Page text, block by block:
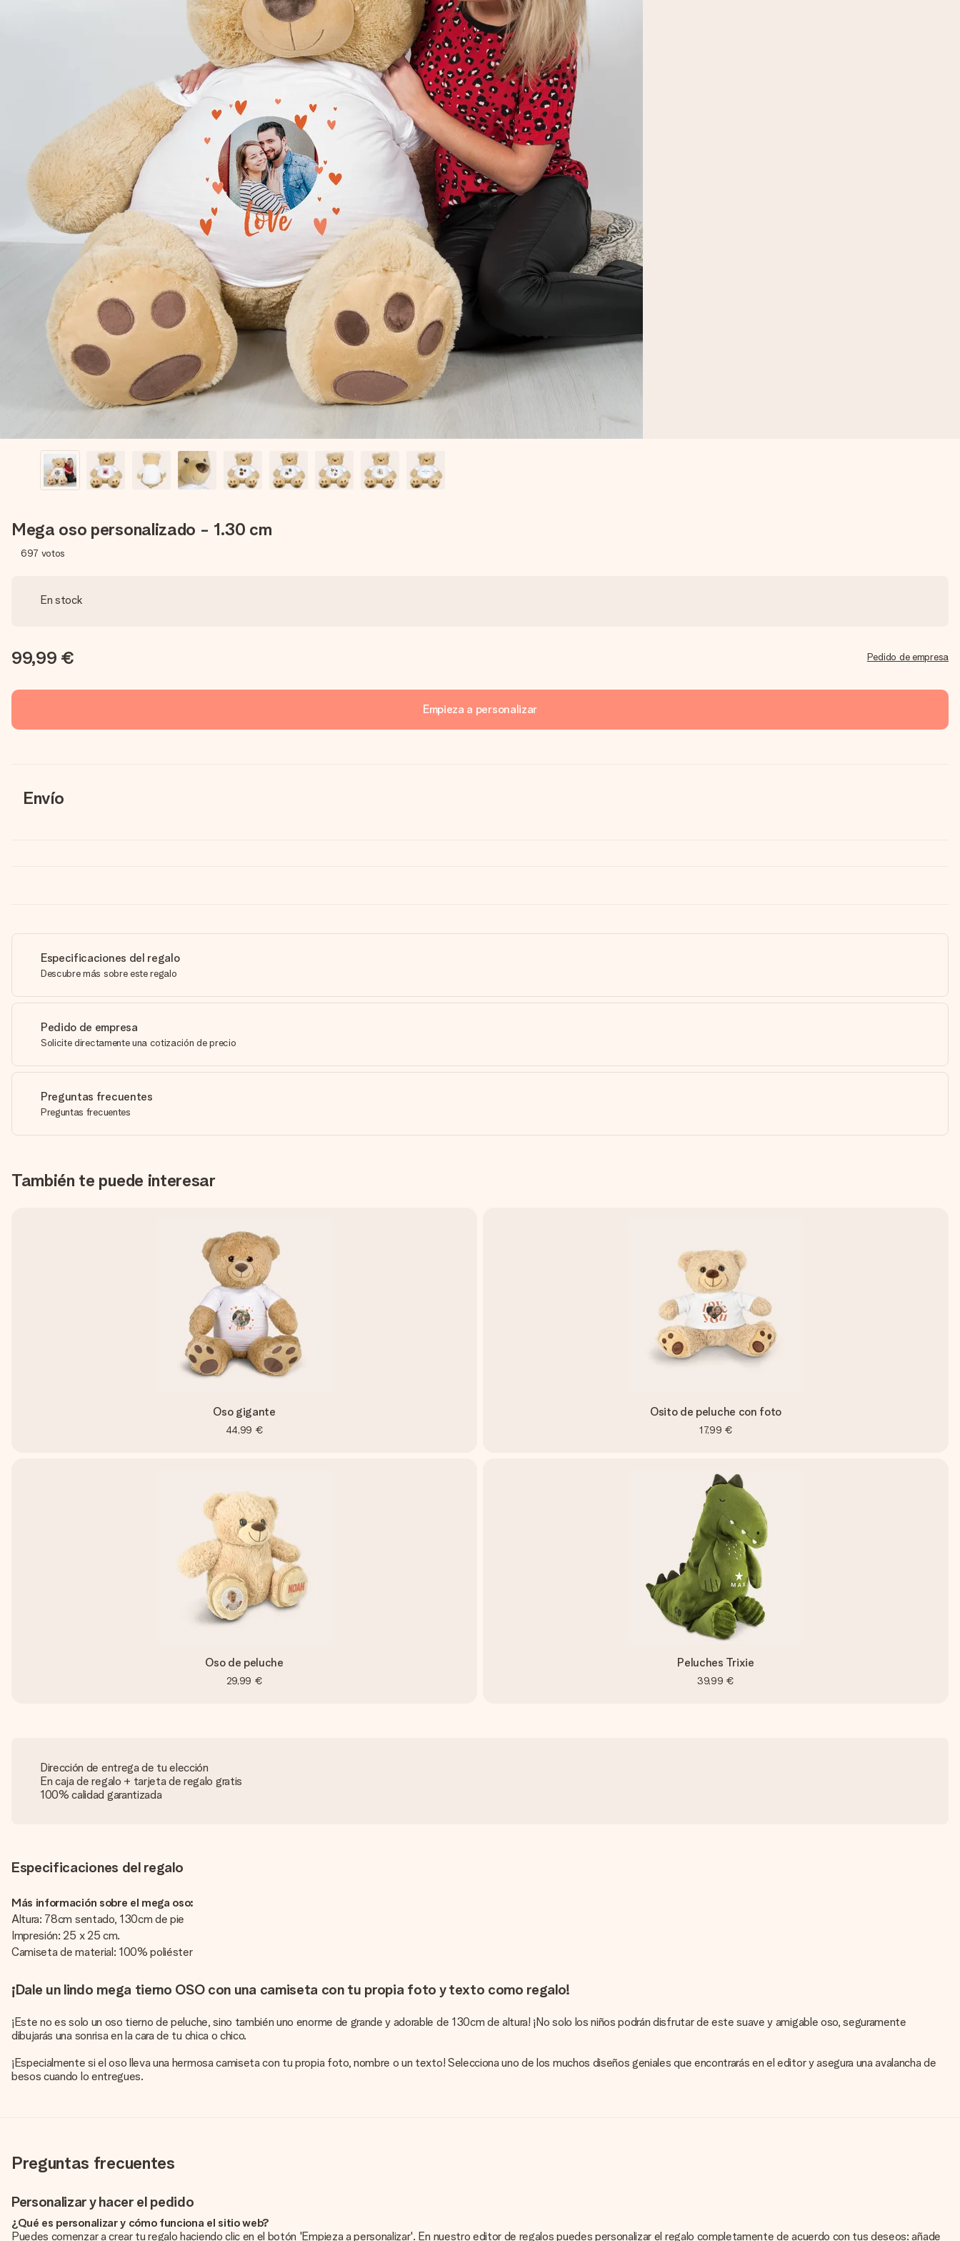
Mega oso personalizado - 1.30 cm
697 votos
En stock
99,99 € Pedido de empresa
Empieza a personalizar
Envío
Especificaciones del regalo
Descubre más sobre este regalo
Pedido de empresa
Solicite directamente una cotización de precio
Preguntas frecuentes
Preguntas frecuentes
También te puede interesar
Oso gigante
44,99 €
Osito de peluche con foto
17,99 €
Oso de peluche
29,99 €
Peluches Trixie
39,99 €
Dirección de entrega de tu elección
En caja de regalo + tarjeta de regalo gratis
100% calidad garantizada
Especificaciones del regalo
Más información sobre el mega oso:
Altura: 78cm sentado, 130cm de pie
Impresión: 25 x 25 cm.
Camiseta de material: 100% poliéster
¡Dale un lindo mega tierno OSO con una camiseta con tu propia foto y texto como regalo!
¡Este no es solo un oso tierno de peluche, sino también uno enorme de grande y adorable de 130cm de altura! ¡No solo los niños podrán disfrutar de este suave y amigable oso, seguramente
dibujarás una sonrisa en la cara de tu chica o chico.
¡Especialmente si el oso lleva una hermosa camiseta con tu propia foto, nombre o un texto! Selecciona uno de los muchos diseños geniales que encontrarás en el editor y asegura una avalancha de
besos cuando lo entregues.
Preguntas frecuentes
Personalizar y hacer el pedido
¿Qué es personalizar y cómo funciona el sitio web?
Puedes comenzar a crear tu regalo haciendo clic en el botón 'Empieza a personalizar'. En nuestro editor de regalos puedes personalizar el regalo completamente de acuerdo con tus deseos: añade